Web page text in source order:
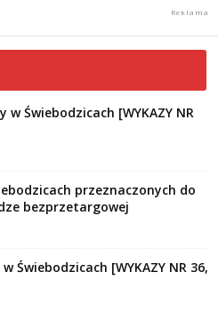
Świebodzicach [WYKAZY NR
przeznaczonych do
bezprzetargowej
Świebodzicach [WYKAZY NR 36,